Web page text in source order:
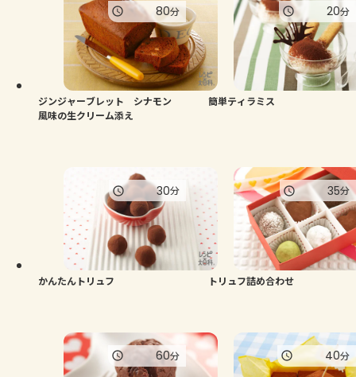
ジンジャーブレット シナモン
風味の生クリーム添え
80分
簡単ティラミス
20分
かんたんトリュフ
30分
トリュフ詰め合わせ
35分
60分 40分